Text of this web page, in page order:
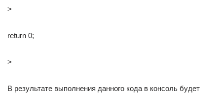
>
return 0;
>
В результате выполнения данного кода в консоль будет